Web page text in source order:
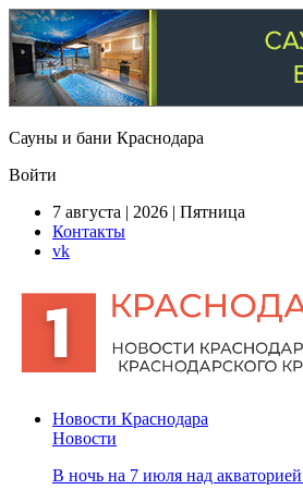
Сауны и бани Краснодара
Войти
7 августа | 2026 | Пятница
Контакты
vk
Новости Краснодара
Новости
В ночь на 7 июля над